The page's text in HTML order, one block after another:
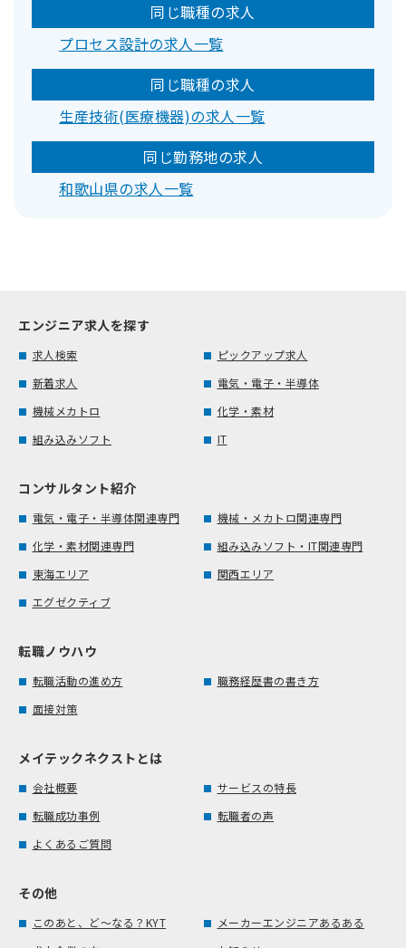
同じ職種の求人
プロセス設計の求人一覧
同じ職種の求人
生産技術(医療機器)の求人一覧
同じ勤務地の求人
和歌山県の求人一覧
エンジニア求人を探す
求人検索
ピックアップ求人
新着求人
電気・電子・半導体
機械メカトロ
化学・素材
組み込みソフト
IT
コンサルタント紹介
電気・電子・半導体関連専門
機械・メカトロ関連専門
化学・素材関連専門
組み込みソフト・IT関連専門
東海エリア
関西エリア
エグゼクティブ
転職ノウハウ
転職活動の進め方
職務経歴書の書き方
面接対策
メイテックネクストとは
会社概要
サービスの特長
転職成功事例
転職者の声
よくあるご質問
その他
このあと、ど～なる？KYT
メーカーエンジニアあるある